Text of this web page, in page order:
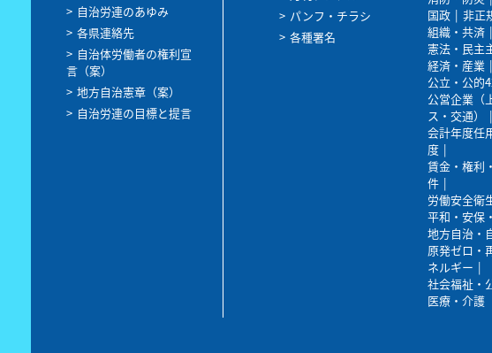
自治労連のあゆみ
各県連絡先
自治体労働者の権利宣
言（案）
地方自治憲章（案）
自治労連の目標と提言
パンフ・チラシ
各種署名
国政
非正
組織・共済
憲法・民主
経済・産業
公立・公的
公営企業（
ス・交通）
会計年度任
度
賃金・権利
件
労働安全衛
平和・安保
地方自治・
原発ゼロ・
ネルギー
社会福祉・
医療・介護